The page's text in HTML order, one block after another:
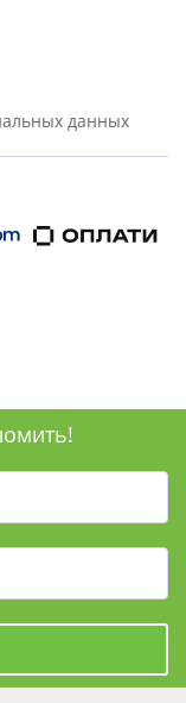
данных